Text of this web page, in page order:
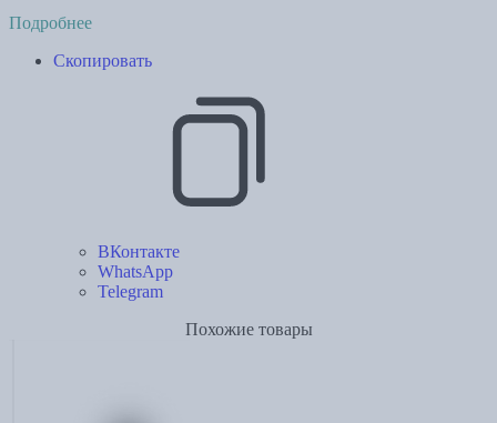
Подробнее
Скопировать
ВКонтакте
WhatsApp
Telegram
Похожие товары